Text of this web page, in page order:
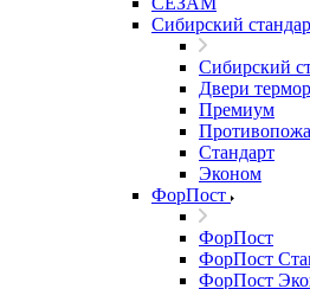
Сибирский
Сибирский
Двери
Премиум
Стандарт
Эконом
ФорПост
ФорПост
ФорПост
ФорПост